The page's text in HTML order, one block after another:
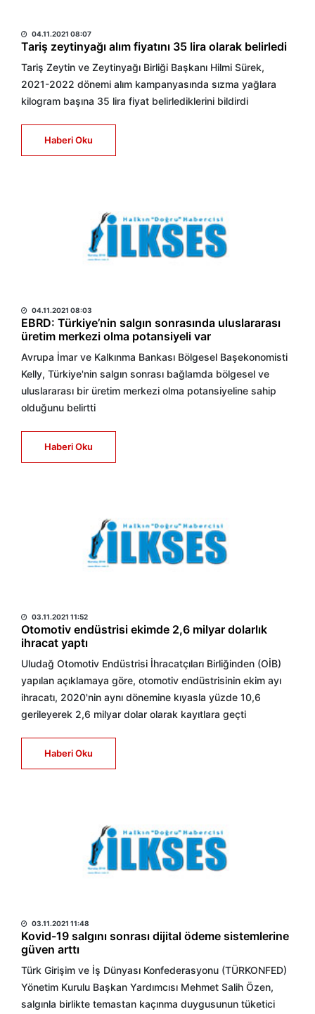
04.11.2021 08:07
Tariş zeytinyağı alım fiyatını 35 lira olarak belirledi
Tariş Zeytin ve Zeytinyağı Birliği Başkanı Hilmi Sürek,
2021-2022 dönemi alım kampanyasında sızma yağlara
kilogram başına 35 lira fiyat belirlediklerini bildirdi
Haberi Oku
04.11.2021 08:03
EBRD: Türkiye’nin salgın sonrasında uluslararası
üretim merkezi olma potansiyeli var
Avrupa İmar ve Kalkınma Bankası Bölgesel Başekonomisti
Kelly, Türkiye'nin salgın sonrası bağlamda bölgesel ve
uluslararası bir üretim merkezi olma potansiyeline sahip
olduğunu belirtti
Haberi Oku
03.11.2021 11:52
Otomotiv endüstrisi ekimde 2,6 milyar dolarlık
ihracat yaptı
Uludağ Otomotiv Endüstrisi İhracatçıları Birliğinden (OİB)
yapılan açıklamaya göre, otomotiv endüstrisinin ekim ayı
ihracatı, 2020'nin aynı dönemine kıyasla yüzde 10,6
gerileyerek 2,6 milyar dolar olarak kayıtlara geçti
Haberi Oku
03.11.2021 11:48
Kovid-19 salgını sonrası dijital ödeme sistemlerine
güven arttı
Türk Girişim ve İş Dünyası Konfederasyonu (TÜRKONFED)
Yönetim Kurulu Başkan Yardımcısı Mehmet Salih Özen,
salgınla birlikte temastan kaçınma duygusunun tüketici